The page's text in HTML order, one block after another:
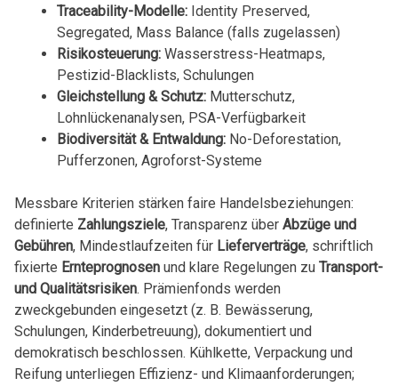
Traceability-Modelle:Identity Preserved,
Segregated, Mass Balance (falls zugelassen)
Risikosteuerung:Wasserstress-Heatmaps,
Pestizid-Blacklists, Schulungen
Gleichstellung & Schutz:Mutterschutz,
Lohnlückenanalysen, PSA-Verfügbarkeit
Biodiversität & Entwaldung:No-Deforestation,
Pufferzonen, Agroforst-Systeme
Messbare Kriterien stärken faire Handelsbeziehungen:
definierte Zahlungsziele, Transparenz über Abzüge und
Gebühren, Mindestlaufzeiten für Lieferverträge, schriftlich
fixierte Ernteprognosenund klare Regelungen zu Transport-
und Qualitätsrisiken. Prämienfonds werden
zweckgebunden eingesetzt (z. B. Bewässerung,
Schulungen, Kinderbetreuung), dokumentiert und
demokratisch beschlossen. Kühlkette, Verpackung und
Reifung unterliegen Effizienz- und Klimaanforderungen;